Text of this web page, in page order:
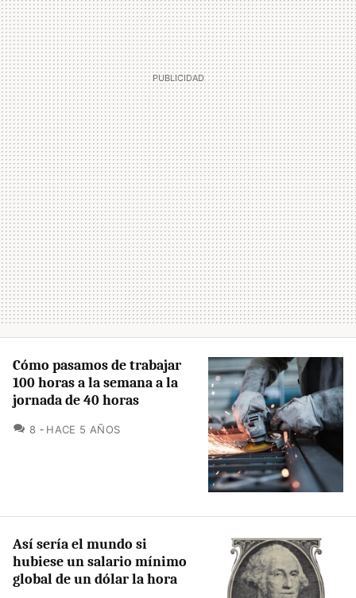
Cómo pasamos de trabajar
100 horas a la semana a la
jornada de 40 horas
8 COMENTARIOS
HACE 5 AÑOS
Así sería el mundo si
hubiese un salario mínimo
global de un dólar la hora